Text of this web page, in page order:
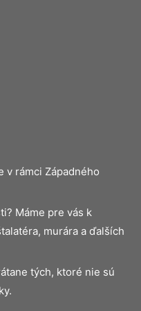
v rámci Západného
Máme pre vás k
murára a ďalších
tých, ktoré nie sú